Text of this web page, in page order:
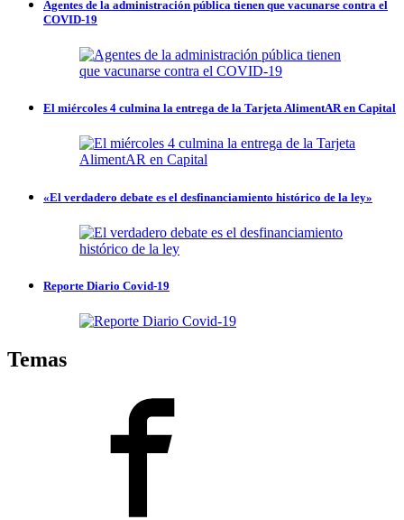
Agentes de la administración pública tienen que vacunarse contra el
COVID-19
El miércoles 4 culmina la entrega de la Tarjeta AlimentAR en Capital
«El verdadero debate es el desfinanciamiento histórico de la ley»
Reporte Diario Covid-19
Temas